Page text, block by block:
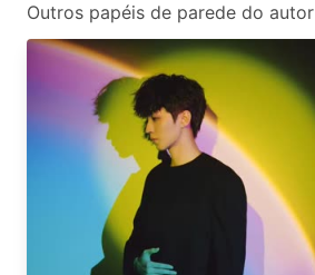
Outros papéis de parede do autor